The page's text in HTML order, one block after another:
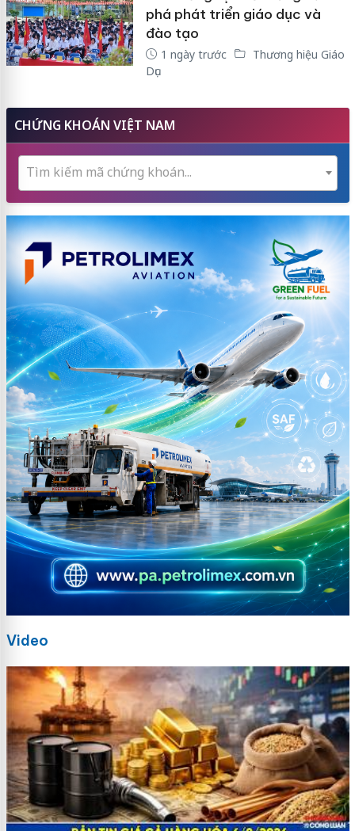
phá phát triển giáo dục và
đào tạo
1 ngày trước
Thương hiệu Giáo
Dục
CHỨNG KHOÁN VIỆT NAM
Tìm kiếm mã chứng khoán...
Video